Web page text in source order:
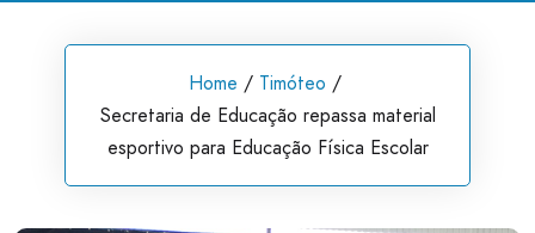
Home / Timóteo /
Secretaria de Educação repassa material
esportivo para Educação Física Escolar